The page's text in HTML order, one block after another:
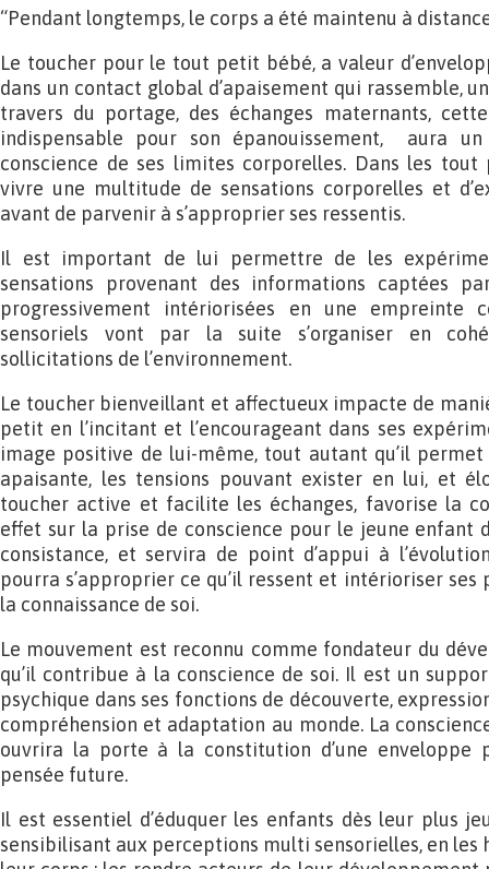
“Pendant longtemps, le corps a été maintenu à
Le toucher pour le tout petit bébé, a valeur
dans un contact global d’apaisement qui rassemble,
travers du portage, des échanges maternants,
indispensable pour son épanouissement, aura
conscience de ses limites corporelles. Dans les
vivre une multitude de sensations corporelles et
avant de parvenir à s’approprier ses ressentis.
Il est important de lui permettre de les
sensations provenant des informations captées
progressivement intériorisées en une empreinte
sensoriels vont par la suite s’organiser en
sollicitations de l’environnement.
Le toucher bienveillant et affectueux impacte de
petit en l’incitant et l’encourageant dans ses
image positive de lui-même, tout autant qu’il
apaisante, les tensions pouvant exister en lui, et
toucher active et facilite les échanges, favorise la
effet sur la prise de conscience pour le jeune enfant
consistance, et servira de point d’appui à
pourra s’approprier ce qu’il ressent et intérioriser
la connaissance de soi.
Le mouvement est reconnu comme fondateur du
qu’il contribue à la conscience de soi. Il est un
psychique dans ses fonctions de découverte,
compréhension et adaptation au monde. La
ouvrira la porte à la constitution d’une enveloppe
pensée future.
Il est essentiel d’éduquer les enfants dès leur plus
sensibilisant aux perceptions multi sensorielles, en les